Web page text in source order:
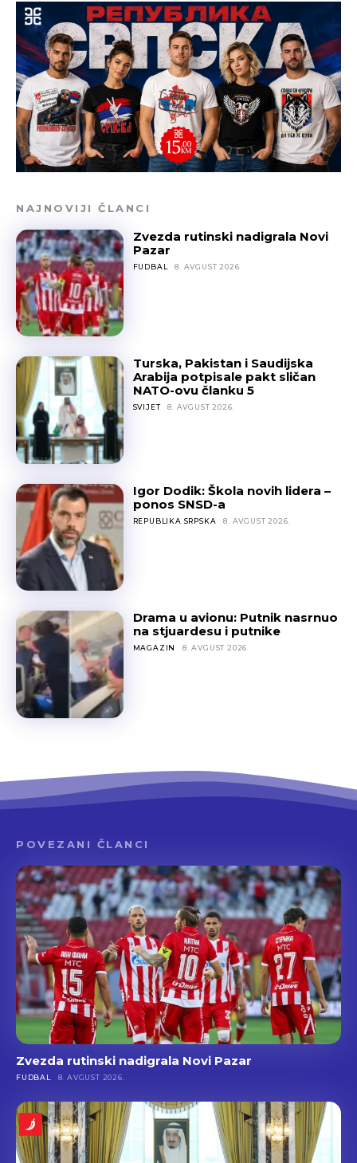
NAJNOVIJI ČLANCI
Zvezda rutinski nadigrala Novi
Pazar
FUDBAL 8. AVGUST 2026.
Turska, Pakistan i Saudijska
Arabija potpisale pakt sličan
NATO-ovu članku 5
SVIJET 8. AVGUST 2026.
Igor Dodik: Škola novih lidera –
ponos SNSD-a
REPUBLIKA SRPSKA 8. AVGUST 2026.
Drama u avionu: Putnik nasrnuo
na stjuardesu i putnike
MAGAZIN 8. AVGUST 2026.
POVEZANI ČLANCI
Zvezda rutinski nadigrala Novi Pazar
FUDBAL 8. AVGUST 2026.